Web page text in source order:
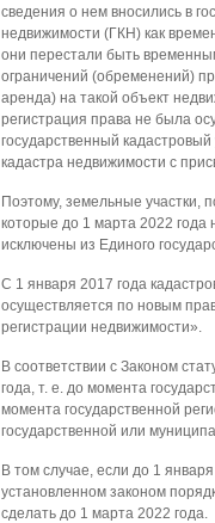
сведения о нем вносились в
недвижимости (ГКН) как
они перестали быть
ограничений (обременений)
аренда) на такой объект
регистрация права не была
государственный кадастровый
кадастра недвижимости с
Поэтому, земельные участки,
которые до 1 марта 2022 года
исключены из Единого
С 1 января 2017 года
осуществляется по новым
регистрации недвижимости».
В соответствии с Законом
года, т. е. до момента
момента государственной
государственной или
В том случае, если до 1
установленном законом
сделать до 1 марта 2022 года.